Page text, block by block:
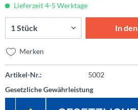
Lieferzeit 4-5 Werktage
In den
Merken
Artikel-Nr.:
5002
Gesetzliche Gewährleistung